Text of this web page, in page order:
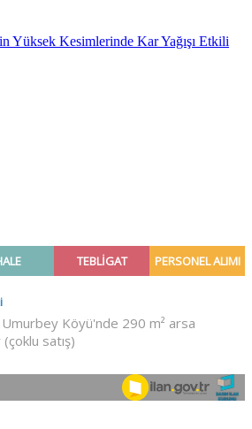
Yüksek Kesimlerinde Kar Yağışı Etkili